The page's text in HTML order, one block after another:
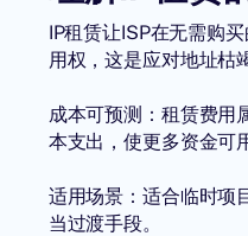
IP租赁让ISP在无需购
用权，这是应对地址枯
成本可预测：租赁费用
本支出，使更多资金可
适用场景：适合临时项
当过渡手段。